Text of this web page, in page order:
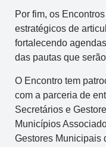
Por fim, os
estratégicos de
fortalecendo
das pautas que
O Encontro tem
com a parceria de
Secretários e
Municípios
Gestores Municipais